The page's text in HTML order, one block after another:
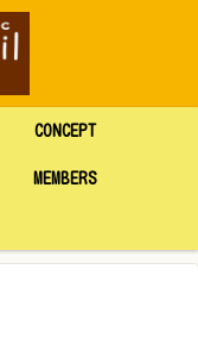
CONCEPT
MEMBERS